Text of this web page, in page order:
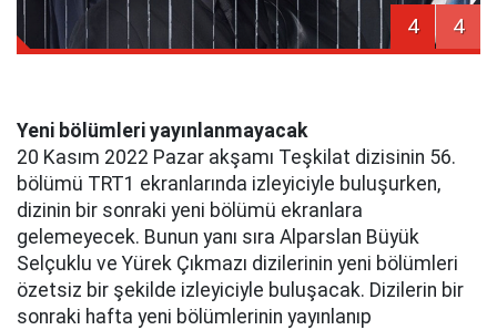
4 4
Yeni bölümleri yayınlanmayacak
20 Kasım 2022 Pazar akşamı Teşkilat dizisinin 56.
bölümü TRT1 ekranlarında izleyiciyle buluşurken,
dizinin bir sonraki yeni bölümü ekranlara
gelemeyecek. Bunun yanı sıra Alparslan Büyük
Selçuklu ve Yürek Çıkmazı dizilerinin yeni bölümleri
özetsiz bir şekilde izleyiciyle buluşacak. Dizilerin bir
sonraki hafta yeni bölümlerinin yayınlanıp